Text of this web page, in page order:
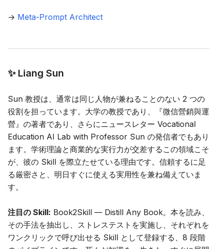
→ Meta-Prompt Architect
✨ Liang Sun
Sun 教授は、通常は同じ人物が兼ねることのない 2 つの
役割を担っています。大学の教授であり、『微信營銷與運
營』の著者であり、さらにニュースレター Vocational
Education AI Lab with Professor Sun の発信者でもあり
ます。学術理論と商業的な実行力が交差するこの領域こそ
が、彼の Skill を際立たせている理由です。信頼するに足
る厳密さと、明日すぐに使える実用性を兼ね備えていま
す。
注目の Skill: Book2Skill — Distill Any Book。本を読み、
その手法を抽出し、ストレステストを実施し、それぞれを
ワンクリックで呼び出せる Skill として登録する、8 段階